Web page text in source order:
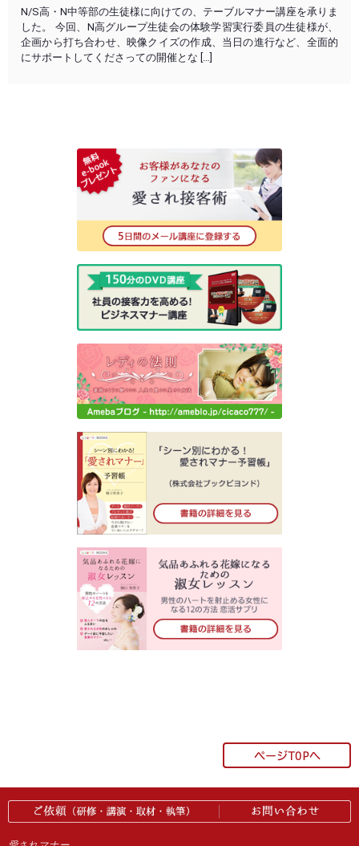
N/S高・N中等部の生徒様に向けての、テーブルマナー講座を承りま
した。 今回、N高グループ生徒会の体験学習実行委員の生徒様が、
企画から打ち合わせ、映像クイズの作成、当日の進行など、全面的
にサポートしてくださっての開催とな […]